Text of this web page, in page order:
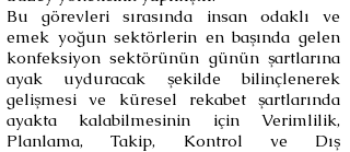
Bu görevleri sırasında insan odaklı ve
emek yoğun sektörlerin en başında gelen
konfeksiyon sektörünün günün şartlarına
ayak uyduracak şekilde bilinçlenerek
gelişmesi ve küresel rekabet şartlarında
ayakta kalabilmesinin için Verimlilik,
Planlama, Takip, Kontrol ve Dış